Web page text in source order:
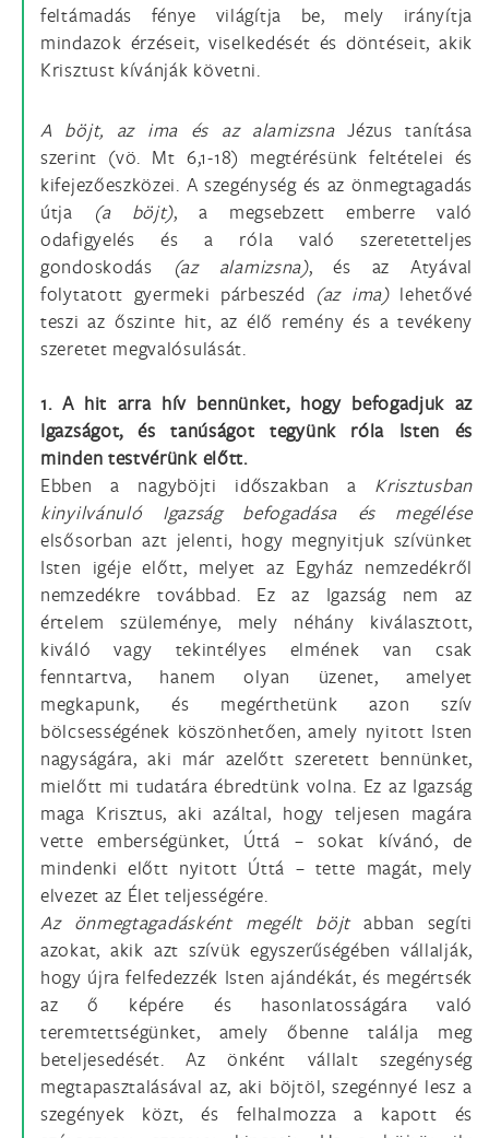
feltámadás fénye világítja be, mely irányítja
mindazok érzéseit, viselkedését és döntéseit, akik
Krisztust kívánják követni.
A böjt, az ima és az alamizsnaJézus tanítása
szerint (vö. Mt 6,1-18) megtérésünk feltételei és
kifejezőeszközei. A szegénység és az önmegtagadás
útja (a böjt), a megsebzett emberre való
odafigyelés és a róla való szeretetteljes
gondoskodás
(az alamizsna), és az Atyával
folytatott gyermeki párbeszéd (az ima) lehetővé
teszi az őszinte hit, az élő remény és a tevékeny
szeretet megvalósulását.
1. A hit arra hív bennünket, hogy befogadjuk az
Igazságot, és tanúságot tegyünk róla Isten és
minden testvérünk előtt.
Ebben a nagyböjti időszakban a Krisztusban
kinyilvánuló Igazság befogadása és megélése
elsősorban azt jelenti, hogy megnyitjuk szívünket
Isten igéje előtt, melyet az Egyház nemzedékről
nemzedékre továbbad. Ez az Igazság nem az
értelem szüleménye, mely néhány kiválasztott,
kiváló vagy tekintélyes elmének van csak
fenntartva, hanem olyan üzenet, amelyet
megkapunk, és megérthetünk azon szív
bölcsességének köszönhetően, amely nyitott Isten
nagyságára, aki már azelőtt szeretett bennünket,
mielőtt mi tudatára ébredtünk volna. Ez az Igazság
maga Krisztus, aki azáltal, hogy teljesen magára
vette emberségünket, Úttá – sokat kívánó, de
mindenki előtt nyitott Úttá – tette magát, mely
elvezet az Élet teljességére.
Az önmegtagadásként megélt böjtabban segíti
azokat, akik azt szívük egyszerűségében vállalják,
hogy újra felfedezzék Isten ajándékát, és megértsék
az ő képére és hasonlatosságára való
teremtettségünket, amely őbenne találja meg
beteljesedését. Az önként vállalt szegénység
megtapasztalásával az, aki böjtöl, szegénnyé lesz a
szegények közt, és felhalmozza a kapott és